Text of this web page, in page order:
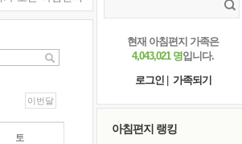
이번달
토
현재 아침편지 가족은
4,043,021 명입니다.
로그인
가족되기
아침편지 랭킹